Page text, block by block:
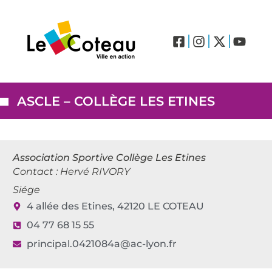
ASCLE – COLLÈGE LES ETINES
Association Sportive Collège Les Etines
Contact : Hervé RIVORY
Siége
4 allée des Etines, 42120 LE COTEAU
04 77 68 15 55
principal.0421084a@ac-lyon.fr